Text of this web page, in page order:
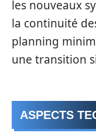
les nouveaux
la continuité
planning
une transition
ASPECTS